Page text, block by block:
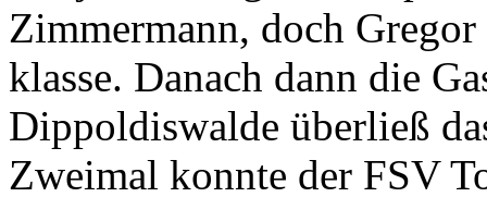
Zimmermann, doch
klasse. Danach dann die
Dippoldiswalde überließ
Zweimal konnte der FSV